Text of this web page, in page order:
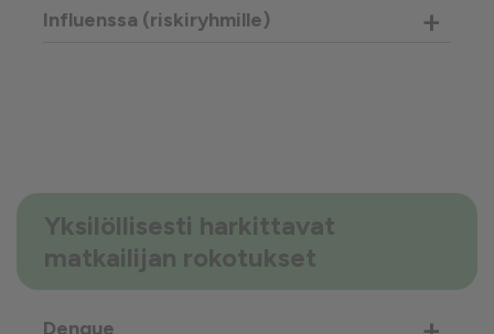
Influenssa (riskiryhmille) +
Yksilöllisesti harkittavat
matkailijan rokotukset
Dengue